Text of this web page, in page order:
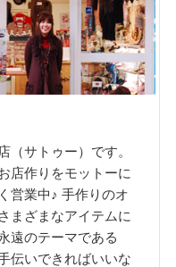
（サトゥー）です。
店作りをモットーに
営業中♪ 手作りのオ
まざまなアイテムに
遠のテーマである
伝いできればいいな